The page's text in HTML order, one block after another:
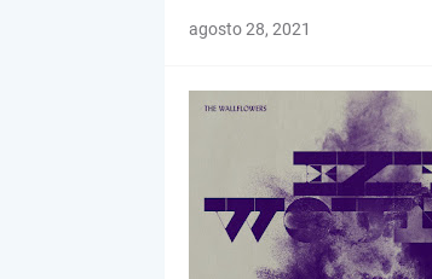
agosto 28, 2021